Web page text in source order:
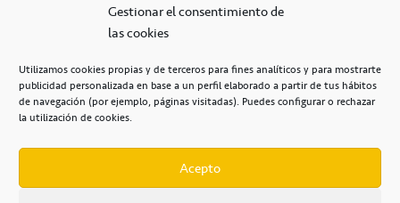
Gestionar el consentimiento de
las cookies
Utilizamos cookies propias y de terceros para fines analíticos y para mostrarte
publicidad personalizada en base a un perfil elaborado a partir de tus hábitos
de navegación (por ejemplo, páginas visitadas). Puedes configurar o rechazar
la utilización de cookies.
Acepto
secretaria@cbcanarias.es
+34 922 253 684
Casa del Deporte / 38108 – La Laguna